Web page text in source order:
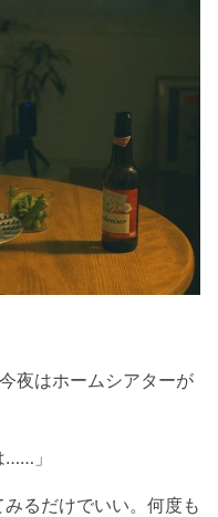
夜はホームシアターが
……」
るだけでいい。何度も